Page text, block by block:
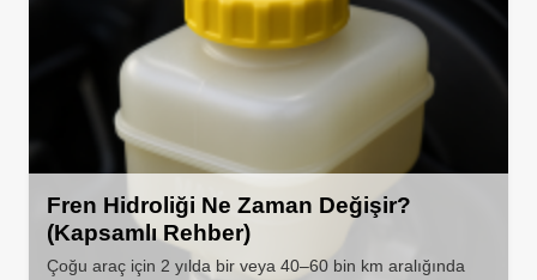
Fren Hidroliği Ne Zaman Değişir?
(Kapsamlı Rehber)
Çoğu araç için 2 yılda bir veya 40–60 bin km aralığında